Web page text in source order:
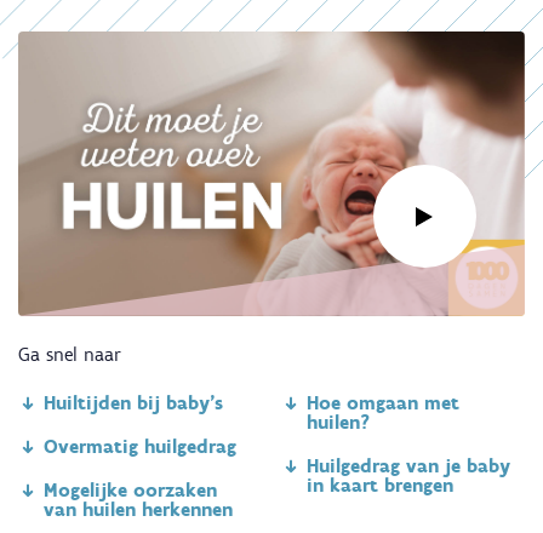
naar
Wat
je
weten
Ga snel naar
Huiltijden bij baby’s
Overmatig huilgedrag
Mogelijke oorzaken
van huilen herkennen
Hoe omgaan met
huilen?
Huilgedrag van je baby
in kaart brengen